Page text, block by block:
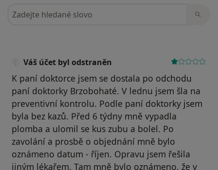
Hledejte v názorech
Váš účet byl odstraněn
K paní doktorce jsem se dostala po odchodu
paní doktorky Brzobohaté. V lednu jsem šla na
preventivní kontrolu. Podle paní doktorky jsem
byla bez kazů. Před 6 týdny mně vypadla
plomba a ulomil se kus zubu a bolel. Po
zavolání a prosbě o objednání mně bylo
oznámeno datum - říjen. Opravu jsem řešila
jiným lékařem. Tam mně bylo oznámeno, že v